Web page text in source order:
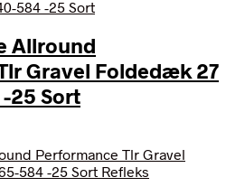
Allround
Gravel Foldedæk 27
-25 Sort